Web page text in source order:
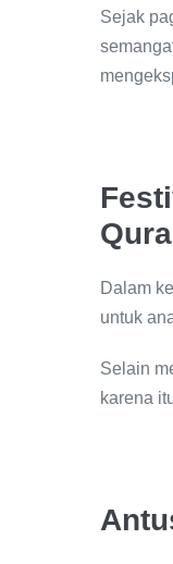
Sejak
Dalam
untuk
Selain
karena